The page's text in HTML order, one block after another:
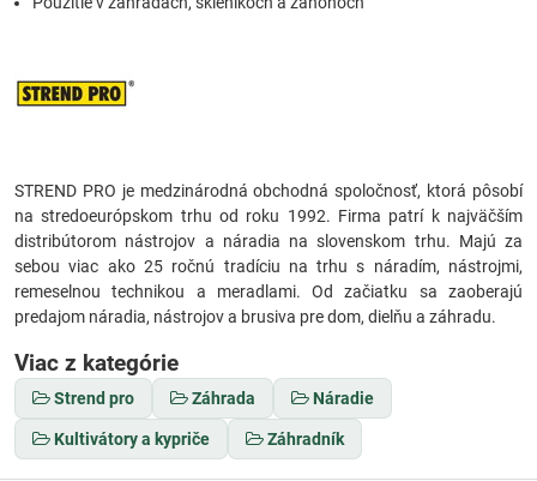
STREND PRO je medzinárodná obchodná spoločnosť, ktorá pôsobí
na stredoeurópskom trhu od roku 1992. Firma patrí k najväčším
distribútorom nástrojov a náradia na slovenskom trhu. Majú za
sebou viac ako 25 ročnú tradíciu na trhu s náradím, nástrojmi,
remeselnou technikou a meradlami. Od začiatku sa zaoberajú
predajom náradia, nástrojov a brusiva pre dom, dielňu a záhradu.
Viac z kategórie
Strend pro Záhrada Náradie
Kultivátory a kypriče Záhradník